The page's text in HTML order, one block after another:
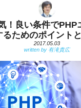
！良い条件でPHP
るためのポイント
2017.05.03